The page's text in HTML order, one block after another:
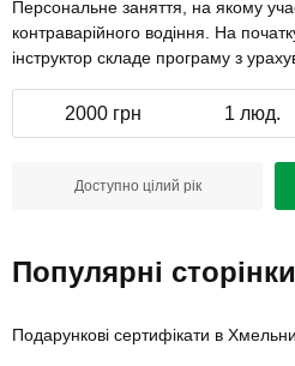
Персональне заняття, на якому
контраварійного водіння. На
інструктор складе програму з
2000 грн 1 люд.
Доступно цілий рік
Популярні сторінки
Подарункові сертифікати в